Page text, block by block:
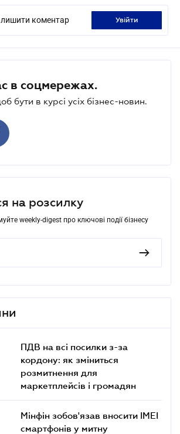
коментар увійти
в соцмережах.
бути в курсі усіх бізнес-новин.
на розсилку
weekly-digest про ключові події бізнесу
ПДВ на всі посилки з-за
кордону: як зміниться
розмитнення для
маркетплейсів і громадян
Мінфін зобов'язав вносити IMEI
смартфонів у митну